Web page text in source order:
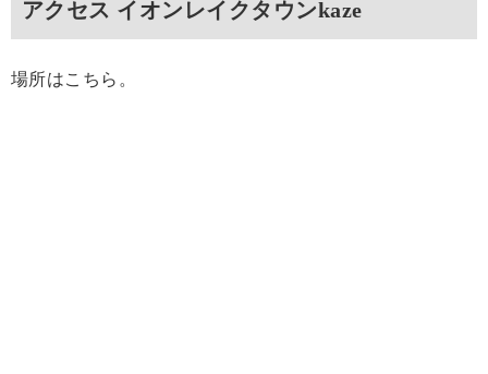
アクセス イオンレイクタウンkaze
場所はこちら。